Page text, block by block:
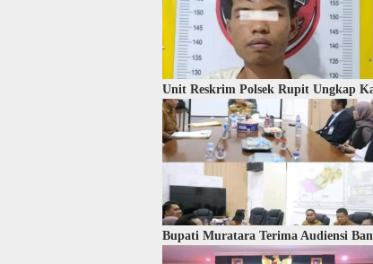
Unit Reskrim Polsek Rupit Ungkap
Bupati Muratara Terima Audiensi